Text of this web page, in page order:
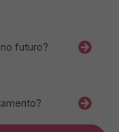
futuro?